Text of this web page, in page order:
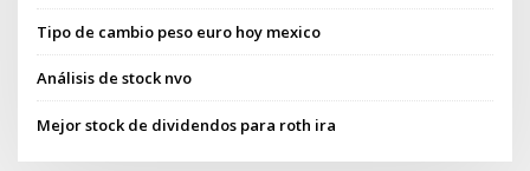
Tipo de cambio peso euro hoy mexico
Análisis de stock nvo
Mejor stock de dividendos para roth ira